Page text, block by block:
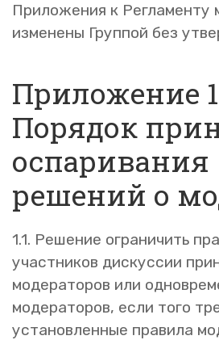
Приложения к Регламенту
изменены Группой без
Приложение
Порядок
оспаривания
решений о
1.1. Решение ограничить
участников дискуссии
модераторов или
модераторов, если того
установленные правила